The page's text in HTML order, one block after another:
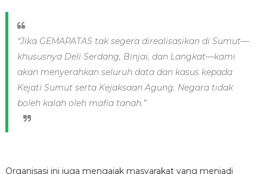
“Jika GEMAPATAS tak segera direalisasikan di Sumut—
khususnya Deli Serdang, Binjai, dan Langkat—kami
akan menyerahkan seluruh data dan kasus kepada
Kejati Sumut serta Kejaksaan Agung. Negara tidak
boleh kalah oleh mafia tanah.”
Organisasi ini juga mengajak masyarakat yang menjadi